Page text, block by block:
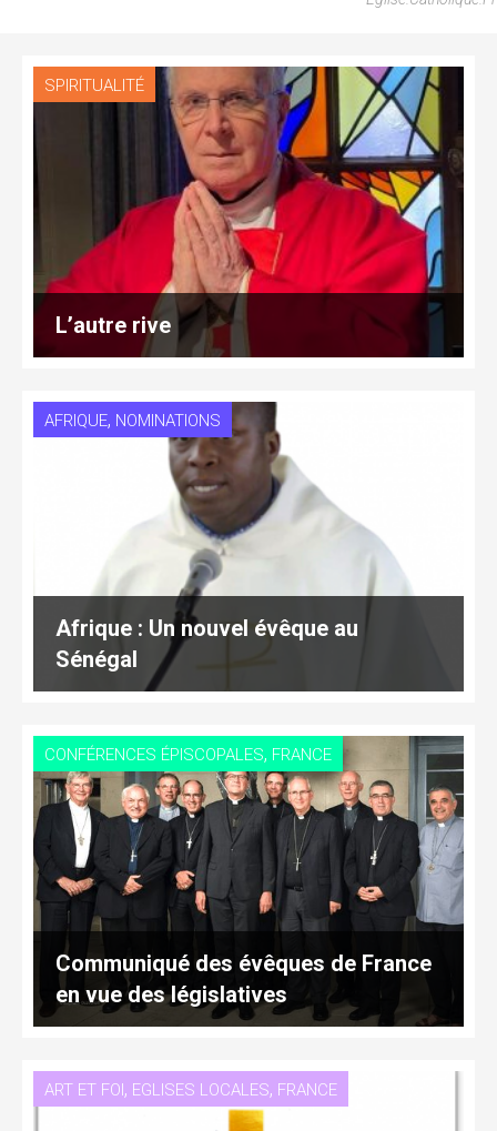
SPIRITUALITÉ
L’autre rive
AFRIQUE, NOMINATIONS
Afrique : Un nouvel évêque au
Sénégal
CONFÉRENCES ÉPISCOPALES, FRANCE
Communiqué des évêques de France
en vue des législatives
ART ET FOI, EGLISES LOCALES, FRANCE